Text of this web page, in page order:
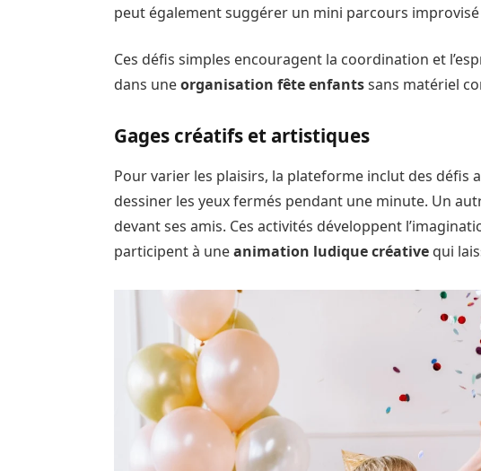
peut également suggérer un mini parcours
Ces défis simples encouragent la coordination et
dans uneorganisation fête enfantssans matériel
Gages créatifs et artistiques
Pour varier les plaisirs, la plateforme inclut des défis
dessiner les yeux fermés pendant une minute. Un
devant ses amis. Ces activités développent
participent à uneanimation ludique créative qui